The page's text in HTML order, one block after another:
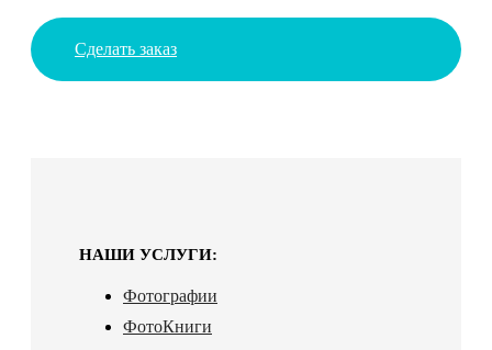
Сделать заказ
НАШИ УСЛУГИ:
Фотографии
ФотоКниги